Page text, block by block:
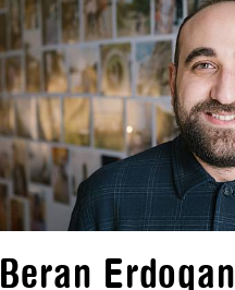
Beran Erdogan